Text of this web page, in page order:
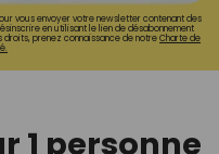
vous envoyer votre newsletter contenant des
en utilisant le lien de désabonnement
droits, prenez connaissance de notreCharte de
1 personne